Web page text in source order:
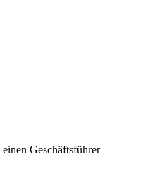
Geschäftsführer